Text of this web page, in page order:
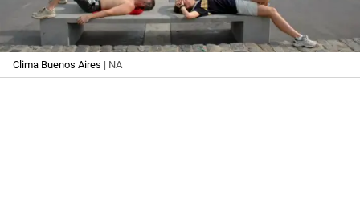
Clima Buenos Aires | NA